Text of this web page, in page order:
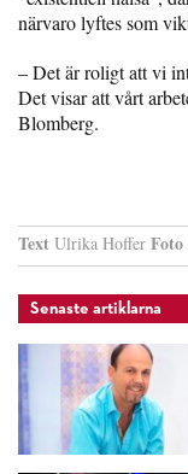
närvaro lyftes som
– Det är roligt att vi
Det visar att vårt
Blomberg.
Text Ulrika Hoffer Foto
Senaste artiklarna